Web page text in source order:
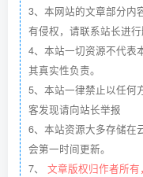
3、本网站的文章部分内
有侵权，请联系站长进行
4、本站一切资源不代表
其真实性负责。
5、本站一律禁止以任何
客发现请向站长举报
6、本站资源大多存储在
会第一时间更新。
7、 文章版权归作者所